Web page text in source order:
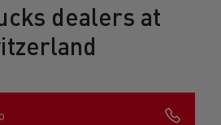
dealers at